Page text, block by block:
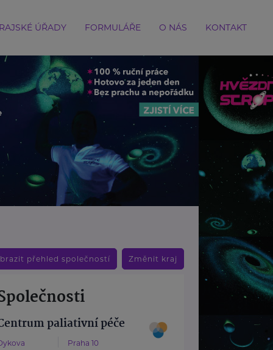
ÚŘADY FORMULÁŘE O NÁS KONTAKT
přehled společností Změnit kraj
paliativní péče
Praha 10